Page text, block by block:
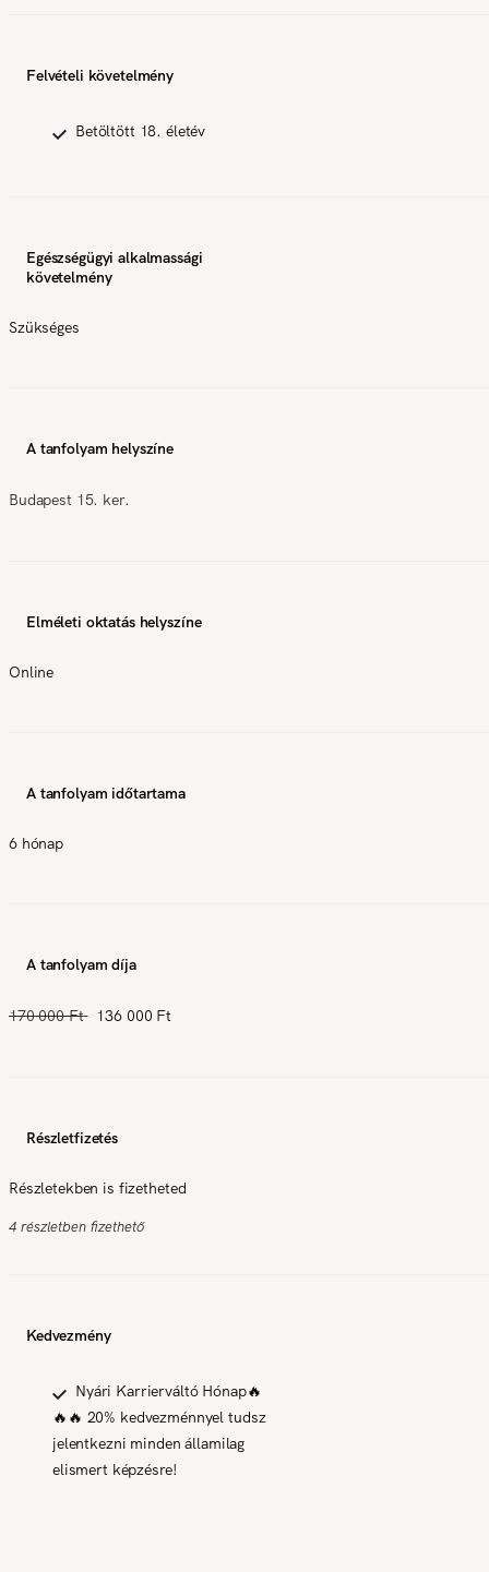
Felvételi követelmény
Betöltött 18. életév
Egészségügyi alkalmassági
követelmény
Szükséges
A tanfolyam helyszíne
Budapest 15. ker.
Elméleti oktatás helyszíne
Online
A tanfolyam időtartama
6 hónap
A tanfolyam díja
170 000 Ft 136 000 Ft
Részletfizetés
Részletekben is fizetheted
4 részletben fizethető
Kedvezmény
Nyári Karrierváltó Hónap🔥
🔥🔥 20% kedvezménnyel tudsz
jelentkezni minden államilag
elismert képzésre!